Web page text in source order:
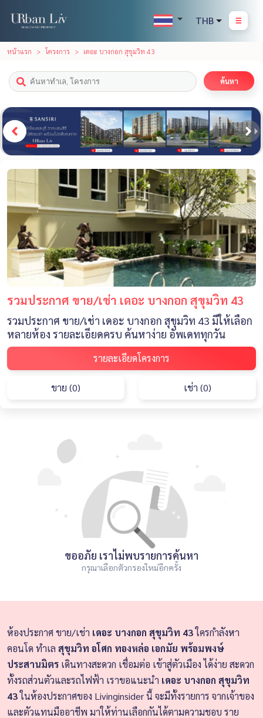
THB
หน้าแรก โครงการ เดอะ บางกอก สุขุมวิท 43
ค้นหา
รวมประกาศ ขาย/เช่า เดอะ บางกอก สุขุมวิท 43
รวมประกาศ ขาย/เช่า เดอะ บางกอก สุขุมวิท 43 มีให้เลือก
หลายห้อง รายละเอียดครบ ค้นหาง่าย อัพเดททุกวัน
รายละเอียดโครงการ
ขาย (0) เช่า (0)
ขออภัย เราไม่พบรายการค้นหา
กรุณาเลือกตัวกรองใหม่อีกครั้ง
ห้องประกาศ ขาย/เช่า เดอะ บางกอก สุขุมวิท 43ใครกำลังหา
คอนโด ทำเล สุขุมวิท อโศก ทองหล่อ เอกมัย พร้อมพงษ์
ประสานมิตร เดินทางสะดวก เชื่อมต่อ เข้าสู่ตัวเมือง ได้ง่าย สะดวก
ทั้งรถส่วนตัวและรถไฟฟ้า เราขอแนะนำ เดอะ บางกอก สุขุมวิท
43ในห้องประกาศของ Livinginsider นี้ จะมีทั้งรายการ จากเจ้าของ
และตัวแทนมืออาชีพ มาให้ท่านเลือกกันได้ตามความชอบ ราย